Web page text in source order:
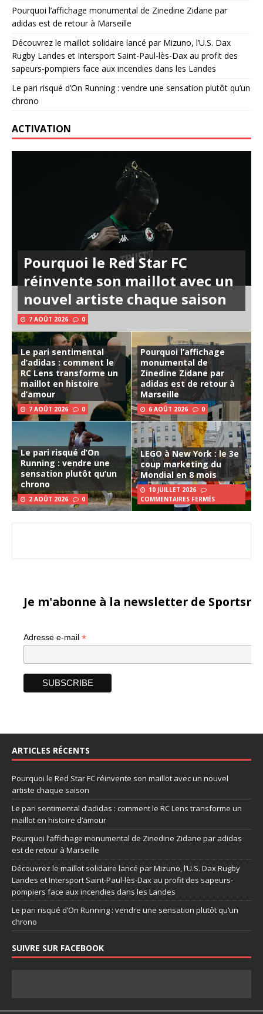
Pourquoi l’affichage monumental de Zinedine Zidane par
adidas est de retour à Marseille
Découvrez le maillot solidaire lancé par Mizuno, l’U.S. Dax
Rugby Landes et Intersport Saint-Paul-lès-Dax au profit des
sapeurs-pompiers face aux incendies dans les Landes
Le pari risqué d’On Running : vendre une sensation plutôt qu’un
chrono
ACTIVATION
Pourquoi le Red Star FC
réinvente son maillot avec un
nouvel artiste chaque saison
7 AOÛT 2026 0
Le pari sentimental
d’adidas : comment le
RC Lens transforme un
maillot en histoire
d’amour
7 AOÛT 2026 0
Pourquoi l’affichage
monumental de
Zinedine Zidane par
adidas est de retour à
Marseille
6 AOÛT 2026 0
Le pari risqué d’On
Running : vendre une
sensation plutôt qu’un
chrono
2 AOÛT 2026 0
LEGO à New York : le 3e
coup marketing du
Mondial en 8 mois
10 JUILLET 2026
COMMENTAIRES FERMÉS
Je m'abonne à la newsletter de
Adresse e-mail *
ARTICLES RÉCENTS
Pourquoi le Red Star FC réinvente son maillot avec un nouvel
artiste chaque saison
Le pari sentimental d’adidas : comment le RC Lens transforme un
maillot en histoire d’amour
Pourquoi l’affichage monumental de Zinedine Zidane par adidas
est de retour à Marseille
Découvrez le maillot solidaire lancé par Mizuno, l’U.S. Dax Rugby
Landes et Intersport Saint-Paul-lès-Dax au profit des sapeurs-
pompiers face aux incendies dans les Landes
Le pari risqué d’On Running : vendre une sensation plutôt qu’un
chrono
SUIVRE SUR FACEBOOK